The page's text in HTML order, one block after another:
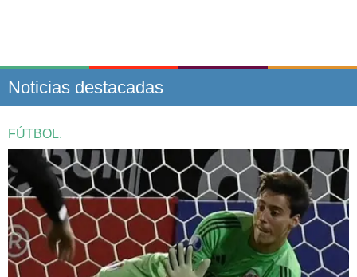
Noticias destacadas
FÚTBOL.